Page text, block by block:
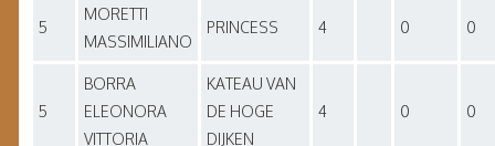
5
MORETTI
MASSIMILIANO
PRINCESS 4 0 0
5
BORRA
ELEONORA
VITTORIA
KATEAU VAN
DE HOGE
DIJKEN
4 0 0